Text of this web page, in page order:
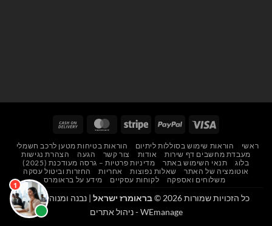
Visa
PayPal
Stripe
MasterCard
Delivery
ראשי הוראות שימוש בסוללות ליתיום
הוראות בטיחות מטען לרכב חשמלי
מעבדת מחשבים דף שירות
אודות צור קשר הגעה
הצהרת נגישות
בלוג
תנאי השימוש באתר
מדיניות פרטיות – גרסה מעודכנת (2025)
אוטומציה של האתר
שאלות נפוצות אחריות
החזרות וביטול עסקה
משלוחים ואספקה
לקוחות עסקיים מידע על בראומרס
כל הזכויות שמורות 2026 © בראומרז ישראל | נבנה ומנוהל על ידי
WEmanage - ניהול אתרים